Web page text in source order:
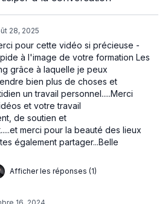
de Qi Gong complet adapté à cette
avec les vidéosPROGRAMME
dans la vidéothèque. Ce
par deux mouvements différents
ainsi je vous propose deux
Automne n°1 et n°2.
28, 2025
pour cette vidéo si précieuse -
à l'image de votre formation Les
grâce à laquelle je peux
bien plus de choses et
un travail personnel.....Merci
et votre travail
de soutien et
merci pour la beauté des lieux
également partager...Belle
Afficher les réponses (1)